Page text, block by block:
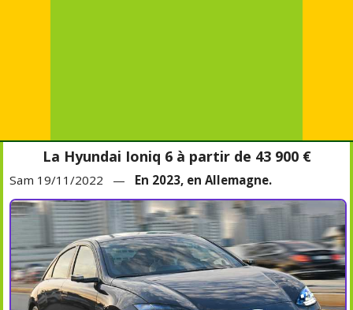
La Hyundai Ioniq 6 à partir de 43 900 €
Sam 19/11/2022 — En 2023, en Allemagne.